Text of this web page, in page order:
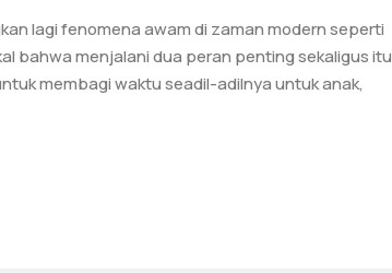
lagi fenomena awam di zaman modern seperti
bahwa menjalani dua peran penting sekaligus itu
membagi waktu seadil-adilnya untuk anak,